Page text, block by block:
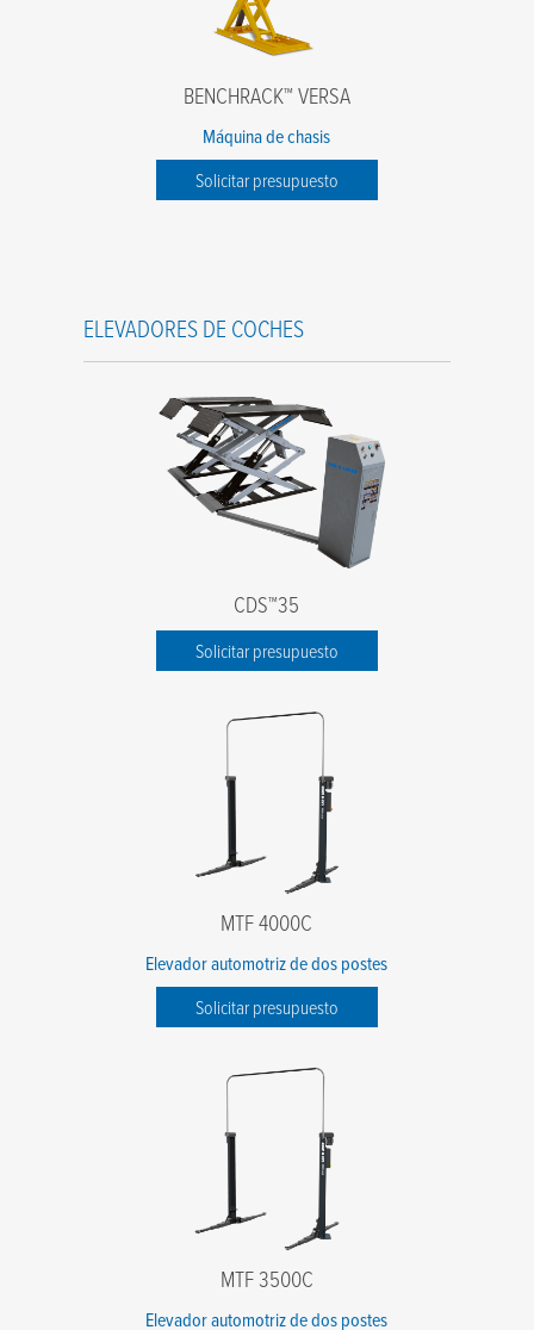
BENCHRACK™ VERSA
Máquina de chasis
Solicitar presupuesto
ELEVADORES DE COCHES
CDS™35
Solicitar presupuesto
MTF 4000C
Elevador automotriz de dos postes
Solicitar presupuesto
MTF 3500C
Elevador automotriz de dos postes